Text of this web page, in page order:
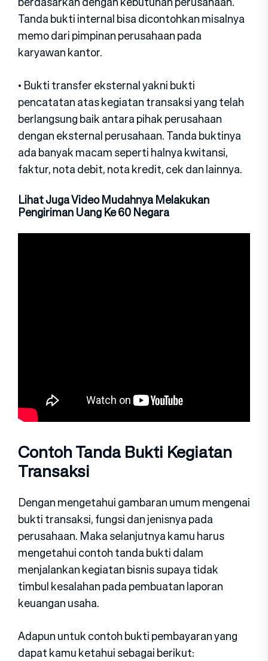
Tanda bukti internal bisa dicontohkan misalnya
memo dari pimpinan perusahaan pada
karyawan kantor.
• Bukti transfer eksternal yakni bukti
pencatatan atas kegiatan transaksi yang telah
berlangsung baik antara pihak perusahaan
dengan eksternal perusahaan. Tanda buktinya
ada banyak macam seperti halnya kwitansi,
faktur, nota debit, nota kredit, cek dan lainnya.
Lihat Juga Video Mudahnya Melakukan
Pengiriman Uang Ke 60 Negara
Contoh Tanda Bukti Kegiatan
Transaksi
Dengan mengetahui gambaran umum mengenai
bukti transaksi, fungsi dan jenisnya pada
perusahaan. Maka selanjutnya kamu harus
mengetahui contoh tanda bukti dalam
menjalankan kegiatan bisnis supaya tidak
timbul kesalahan pada pembuatan laporan
keuangan usaha.
Adapun untuk contoh bukti pembayaran yang
dapat kamu ketahui sebagai berikut: